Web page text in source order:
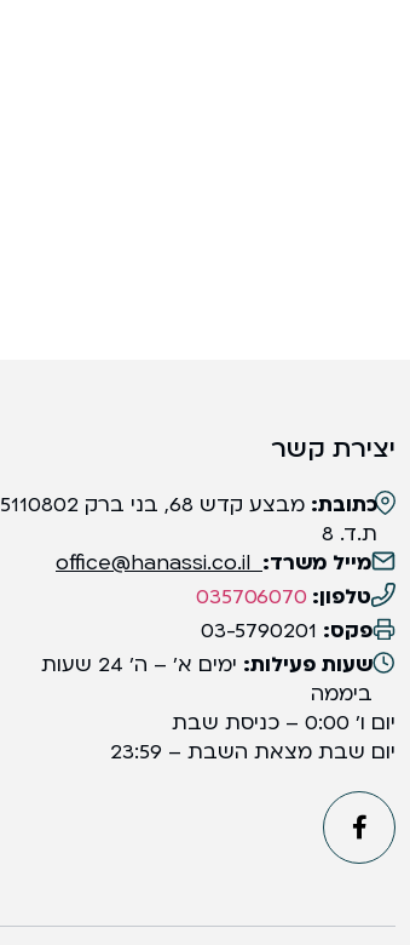
יצירת קשר
כתובת:
ת.ד. 8
מייל משרד:
טלפון: 035706070
פקס: 03-5790201
שעות פעילות:
ימים א' – ה' 24 שעות
ביממה
יום ו' 0:00 – כניסת שבת
יום שבת מצאת השבת – 23:59